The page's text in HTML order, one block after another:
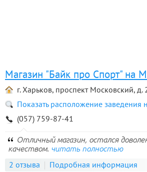
Магазин "Байк про Спорт" на
г. Харьков, проспект Московский, д.
Показать расположение заведения
(057) 759-87-41
Отличный магазин, остался
качеством. читать полностью
2 отзыва Подробная информация